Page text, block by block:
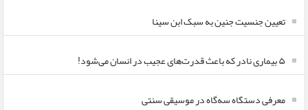
تعیین جنسیت جنین به سبک ابن سینا
۵ بیماری نادر که باعث قدرت‌های عجیب در انسان می‌شود!
معرفی دستگاه سه‌گاه در موسیقی سنتی